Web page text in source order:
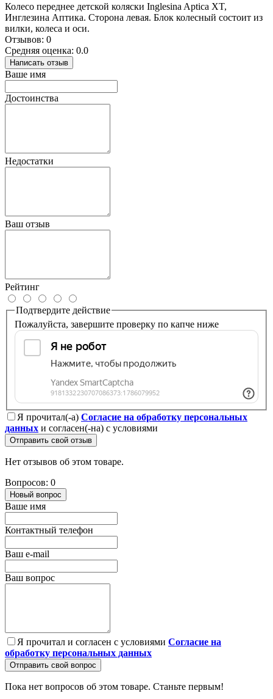
Колесо переднее детской коляски Inglesina Aptica XT,
Инглезина Аптика. Сторона левая. Блок колесный состоит из
вилки, колеса и оси.
Отзывов: 0
Средняя оценка: 0.0
Написать отзыв
Ваше имя
Достоинства
Недостатки
Ваш отзыв
Рейтинг
Подтвердите действие
Пожалуйста, завершите проверку по капче ниже
Я прочитал(-а) Согласие на обработку персональных
данных и согласен(-на) с условиями
Отправить свой отзыв
Нет отзывов об этом товаре.
Вопросов: 0
Новый вопрос
Ваше имя
Контактный телефон
Ваш e-mail
Ваш вопрос
Я прочитал и согласен с условиями Согласие на
обработку персональных данных
Отправить свой вопрос
Пока нет вопросов об этом товаре. Станьте первым!